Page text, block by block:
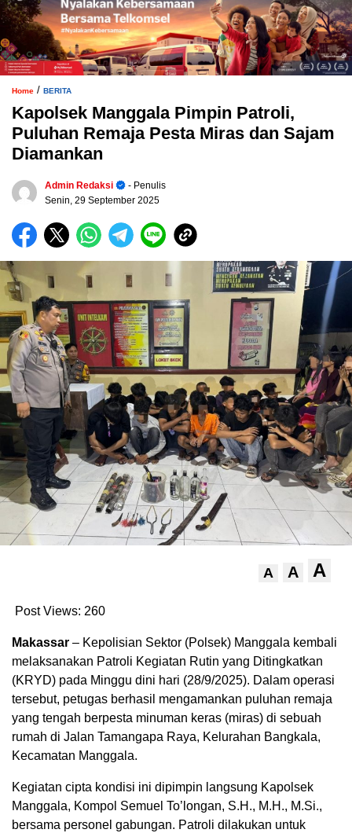
Home / BERITA
Kapolsek Manggala Pimpin Patroli,
Puluhan Remaja Pesta Miras dan Sajam
Diamankan
Admin Redaksi
- Penulis
Senin, 29 September 2025
A A A
Post Views: 260
Makassar – Kepolisian Sektor (Polsek) Manggala kembali
melaksanakan Patroli Kegiatan Rutin yang Ditingkatkan
(KRYD) pada Minggu dini hari (28/9/2025). Dalam operasi
tersebut, petugas berhasil mengamankan puluhan remaja
yang tengah berpesta minuman keras (miras) di sebuah
rumah di Jalan Tamangapa Raya, Kelurahan Bangkala,
Kecamatan Manggala.
Kegiatan cipta kondisi ini dipimpin langsung Kapolsek
Manggala, Kompol Semuel To’longan, S.H., M.H., M.Si.,
bersama personel gabungan. Patroli dilakukan untuk